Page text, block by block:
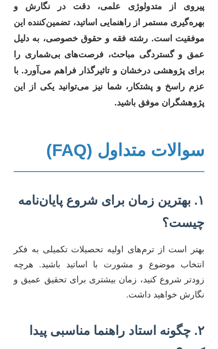
پیروی از متدولوژی علمی، دقت در نگارش و
بهره‌گیری مستمر از راهنمایی اساتید، تضمین‌کننده این
موفقیت است. رشته فقه و حقوق خصوصی، به دلیل
عمق و گستردگی مباحث، فرصت‌های بی‌شماری را
برای پژوهشی درخشان و تاثیرگذار فراهم می‌آورد. با
عزم راسخ و پشتکار، شما نیز می‌توانید یکی از این
پژوهشگران موفق باشید.
سوالات متداول (FAQ)
۱. بهترین زمان برای شروع پایان‌نامه
چیست؟
بهتر است از ترم‌های اولیه تحصیلات تکمیلی به فکر
انتخاب موضوع و مشورت با اساتید باشید. هرچه
زودتر شروع کنید، زمان بیشتری برای تحقیق عمیق و
نگارش خواهید داشت.
۲. چگونه استاد راهنما مناسبی پیدا